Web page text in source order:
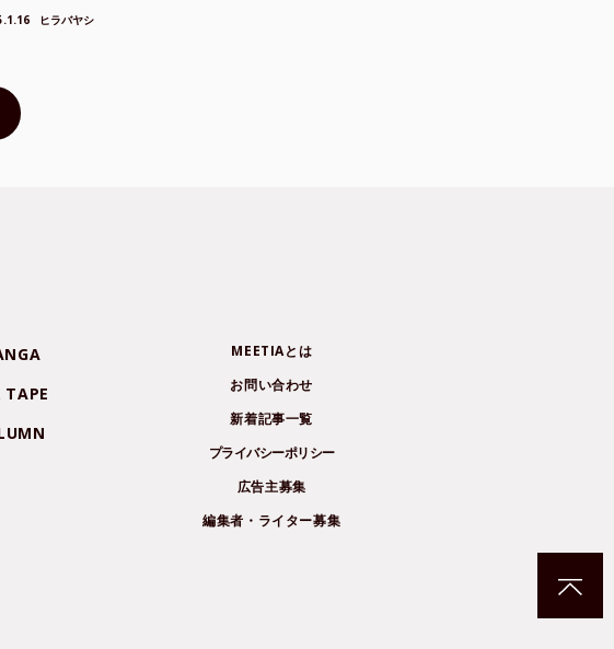
ヒラバヤシ
TAPE
MEETIAとは
お問い合わせ
新着記事一覧
プライバシーポリシー
広告主募集
編集者・ライター募集